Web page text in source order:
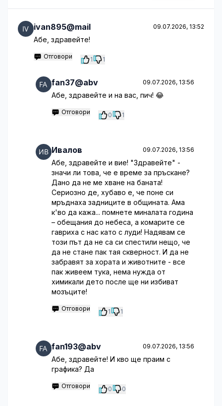
ivan895@mail 09.07.2026, 13:52
Абе, здравейте!
Отговори 1 1
fan37@abv 09.07.2026, 13:56
Абе, здравейте и на вас, пич! 😂
Отговори 0 1
Ивалов 09.07.2026, 13:56
Абе, здравейте и вие! "Здравейте" -
значи ли това, че е време за пръскане?
Дано да не ме хване на баната!
Сериозно де, хубаво е, че поне си
мръднаха задниците в общината. Ама
к'во да кажа... помнете миналата година
– обещания до небеса, а комарите се
гавриха с нас като с луди! Надявам се
този път да не са си спестили нещо, че
да не стане пак тая скверност. И да не
забравят за хората и животните - все
пак живеем тука, нема нужда от
химикали дето после ще ни избиват
мозъците!
Отговори 1 1
fan193@abv 09.07.2026, 13:56
Абе, здравейте! И кво ще праим с
графика? Да
Отговори 0 0